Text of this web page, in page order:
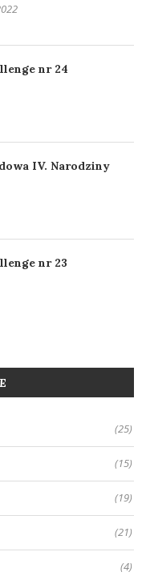
nr 24
IV. Narodziny
nr 23
(25)
(15)
(19)
(21)
(4)